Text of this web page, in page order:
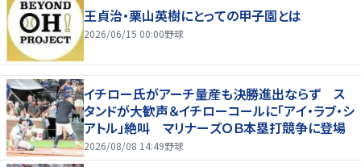
王貞治・栗山英樹にとっての甲子園とは
2026/06/15 00:00野球
イチロー氏がアーチ量産も決勝進出ならず ス
タンドが大歓声＆イチローコールに「アイ・ラブ・シ
アトル」絶叫 マリナーズＯＢ本塁打競争に登場
2026/08/08 14:49野球